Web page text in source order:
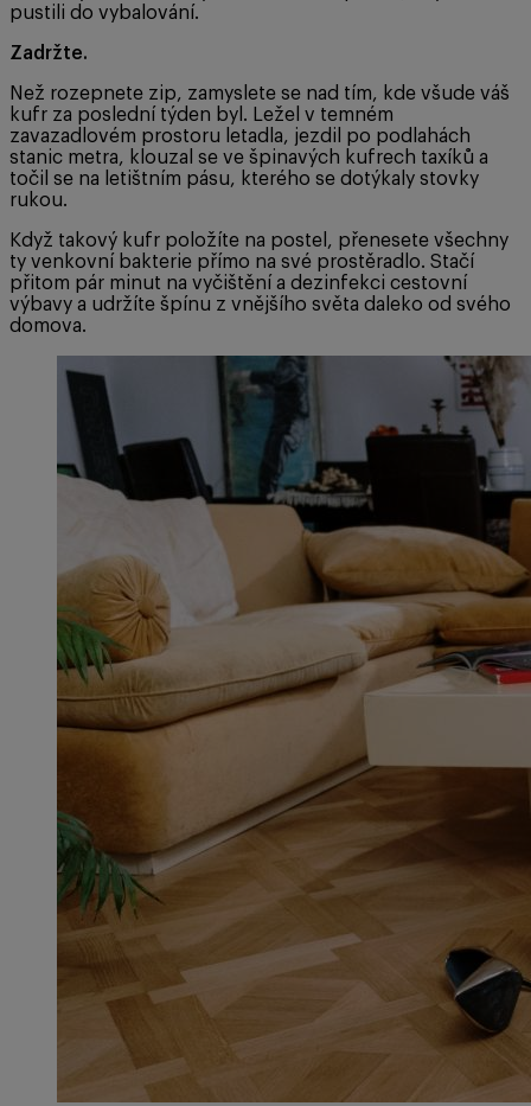
pustili do vybalování.
Zadržte.
Než rozepnete zip, zamyslete se nad tím, kde všude váš
kufr za poslední týden byl. Ležel v temném
zavazadlovém prostoru letadla, jezdil po podlahách
stanic metra, klouzal se ve špinavých kufrech taxíků a
točil se na letištním pásu, kterého se dotýkaly stovky
rukou.
Když takový kufr položíte na postel, přenesete všechny
ty venkovní bakterie přímo na své prostěradlo. Stačí
přitom pár minut na vyčištění a dezinfekci cestovní
výbavy a udržíte špínu z vnějšího světa daleko od svého
domova.